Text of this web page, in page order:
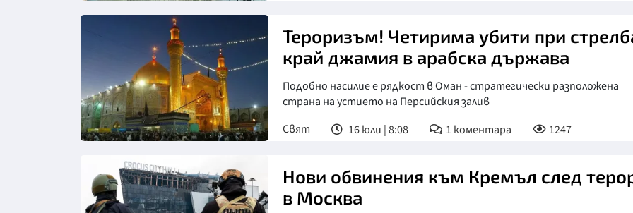
Тероризъм! Четирима убити при
край джамия в арабска държава
Подобно насилие е рядкост в Оман - стратегически разположена
страна на устието на Персийския залив
Свят
16 юли | 8:08 1 коментара 1247
Нови обвинения към Кремъл след
в Москва